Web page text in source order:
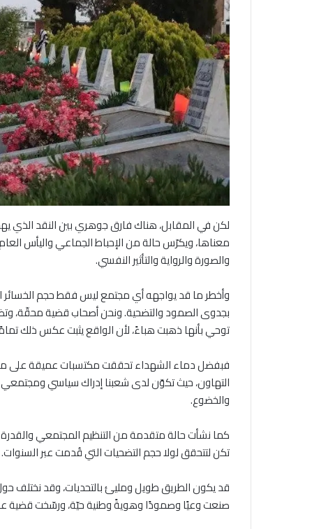
لكن في المقابل، هناك فارق جوهري بين النقد الذي
معناها، ويكرّس حالة من الإحباط الجماعي واليأس
والصورة والرواية والتأثير النفسي.
وأخطر ما قد يواجهه أي مجتمع ليس فقط حجم الخسائر
بجدوى الصمود والتضحية. ونحن أصحاب قضية محقّة،
توحي بأنها ذهبت هباءً، لأن الواقع يثبت عكس ذلك
فبفضل دماء الشهداء تحققت مكتسبات عميقة على
التهاون، حيث تكوّن لدى شعبنا إدراك سياسي
والخضوع.
كما نشأت حالة متقدمة من التنظيم المجتمعي
تكن لتتحقق لولا حجم التضحيات التي قُدمت عبر السنوات.
قد يكون الطريق طويل ومليئ بالتحديات، وقد نختلف حول
صنعت وعيًا وصمودًا وهويةً وطنية حيّة، ورسّخت قضية